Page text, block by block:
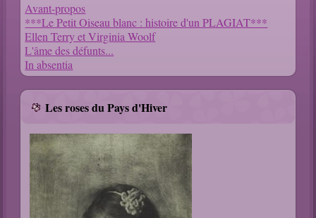
Avant-propos
***Le Petit Oiseau blanc : histoire d'un PLAGIAT***
Ellen Terry et Virginia Woolf
L'âme des défunts...
In absentia
Les roses du Pays d'Hiver